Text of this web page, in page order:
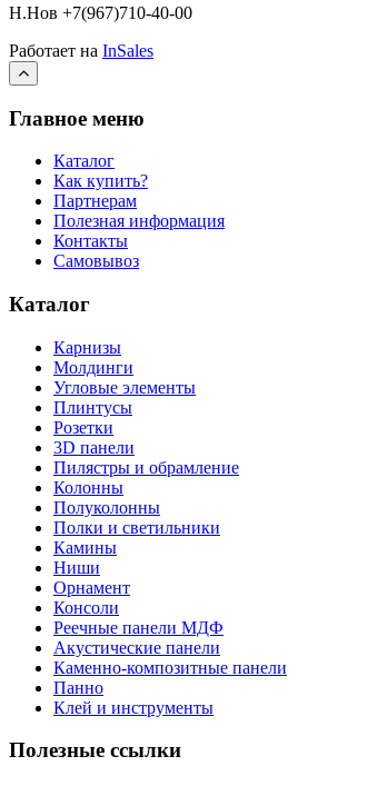
Н.Нов +7(967)710-40-00
Работает на InSales
Главное меню
Каталог
Как купить?
Партнерам
Полезная информация
Контакты
Самовывоз
Каталог
Карнизы
Молдинги
Угловые элементы
Плинтусы
Розетки
3D панели
Пилястры и обрамление
Колонны
Полуколонны
Полки и светильники
Камины
Ниши
Орнамент
Консоли
Реечные панели МДФ
Акустические панели
Каменно-композитные панели
Панно
Клей и инструменты
Полезные ссылки